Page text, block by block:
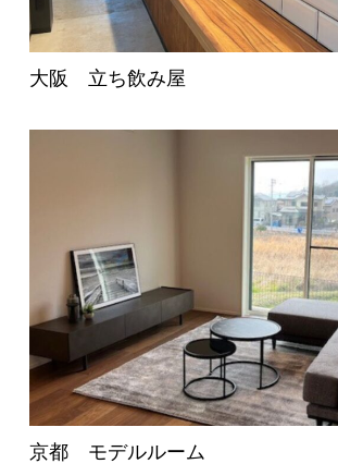
大阪 立ち飲み屋
京都 モデルルーム